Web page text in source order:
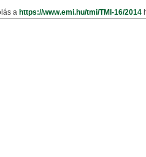
a https://www.emi.hu/tmi/TMI-16/2014